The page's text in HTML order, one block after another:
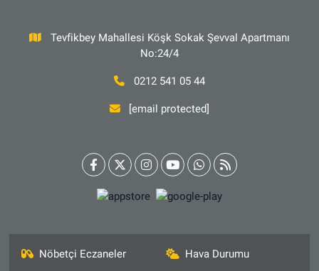
Tevfikbey Mahallesi Köşk Sokak Şevval Apartmanı
No:24/4
0212 541 05 44
[email protected]
Nöbetçi Eczaneler Hava Durumu